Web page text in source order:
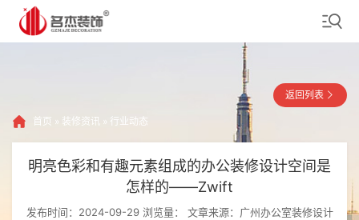
首页 » 装修资讯 » 行业动态
返回列表
明亮色彩和有趣元素组成的办公装修设计空间是
怎样的——Zwift
发布时间：2024-09-29 浏览量：
文章来源：广州办公室装修设计